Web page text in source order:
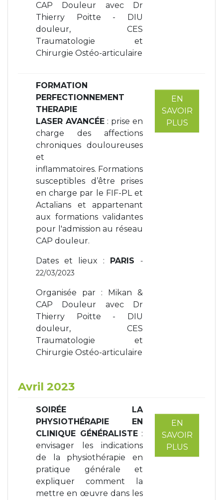
CAP Douleur avec Dr
Thierry Poitte - DIU
douleur, CES
Traumatologie et
Chirurgie Ostéo-articulaire
FORMATION
PERFECTIONNEMENT
THERAPIE
LASER AVANCÉE : prise en
charge des affections
chroniques douloureuses
et
inflammatoires. Formations
susceptibles d’être prises
en charge par le FIF-PL et
Actalians et appartenant
aux formations validantes
pour l'admission au réseau
CAP douleur.
Dates et lieux : PARIS -
22/03/2023
Organisée par : Mikan &
CAP Douleur avec Dr
Thierry Poitte - DIU
douleur, CES
Traumatologie et
Chirurgie Ostéo-articulaire
EN
SAVOIR
PLUS
Avril 2023
SOIRÉE LA
PHYSIOTHÉRAPIE EN
CLINIQUE GÉNÉRALISTE:
envisager les indications
de la physiothérapie en
pratique générale et
expliquer comment la
mettre en œuvre dans les
EN
SAVOIR
PLUS